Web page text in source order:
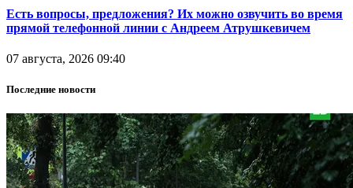
Есть вопросы, предложения? Их можно озвучить во время
прямой телефонной линии с Андреем Атрушкевичем
07 августа, 2026 09:40
Последние новости